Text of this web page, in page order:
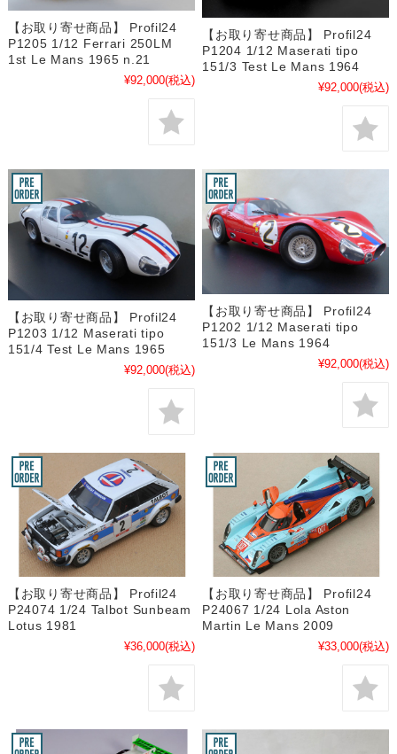
【お取り寄せ商品】 Profil24
P1205 1/12 Ferrari 250LM
1st Le Mans 1965 n.21
¥92,000(税込)
【お取り寄せ商品】 Profil24
P1204 1/12 Maserati tipo
151/3 Test Le Mans 1964
¥92,000(税込)
【お取り寄せ商品】 Profil24
P1203 1/12 Maserati tipo
151/4 Test Le Mans 1965
¥92,000(税込)
【お取り寄せ商品】 Profil24
P1202 1/12 Maserati tipo
151/3 Le Mans 1964
¥92,000(税込)
【お取り寄せ商品】 Profil24
P24074 1/24 Talbot Sunbeam
Lotus 1981
¥36,000(税込)
【お取り寄せ商品】 Profil24
P24067 1/24 Lola Aston
Martin Le Mans 2009
¥33,000(税込)